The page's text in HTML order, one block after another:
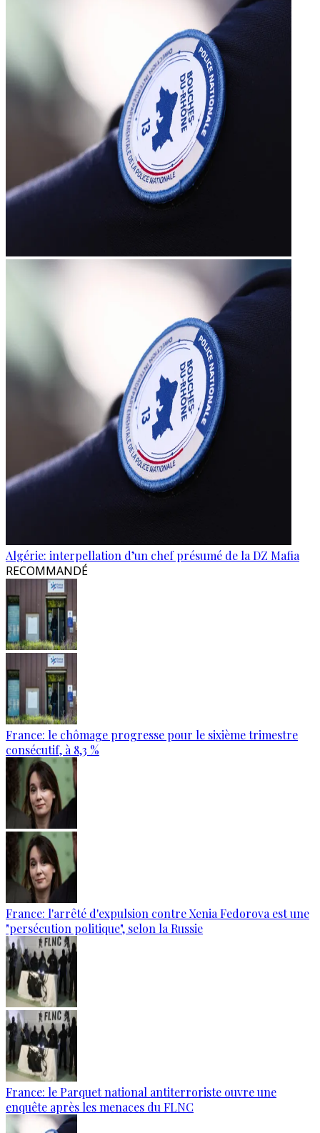
Algérie: interpellation d’un chef présumé de la DZ Mafia
RECOMMANDÉ
France: le chômage progresse pour le sixième trimestre
consécutif, à 8,3 %
France: l'arrêté d'expulsion contre Xenia Fedorova est une
"persécution politique", selon la Russie
France: le Parquet national antiterroriste ouvre une
enquête après les menaces du FLNC